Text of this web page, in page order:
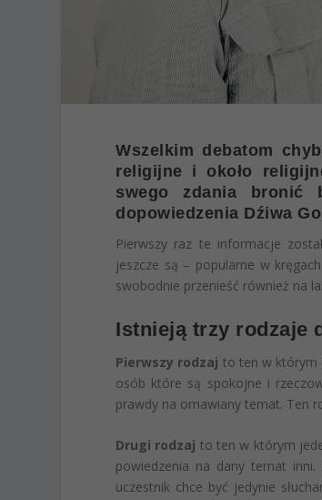
Wszelkim debatom
religijne i około
swego zdania
dopowiedzenia Dźiwa
Pierwszy raz te informacje
jeszcze są – popularne w
swobodnie przenieść również na
Istnieją trzy rodzaje
Pierwszy rodzaj to ten w którym
osób które są spokojne i
prawdy na omawiany temat. Ten
Drugi rodzaj to ten w którym
powiedzenia na dany temat
uczestnik chce być jedynie